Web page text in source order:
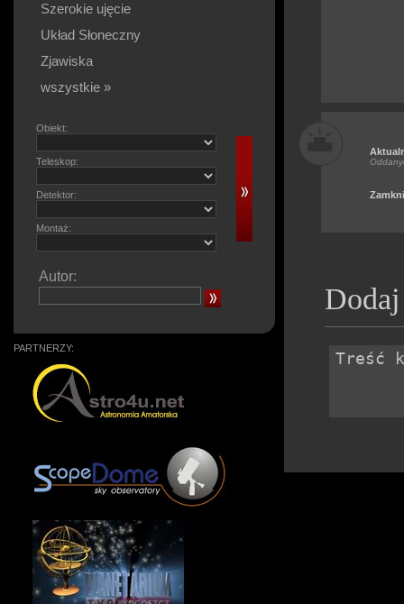
Szerokie ujęcie
Układ Słoneczny
Zjawiska
wszystkie »
Obiekt:
Teleskop:
Detektor:
Montaż:
Autor:
PARTNERZY: